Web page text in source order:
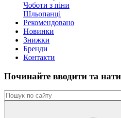
Чоботи з піни
Шльопанці
Рекомендовано
Новинки
Знижки
Бренди
Контакти
Починайте вводити та